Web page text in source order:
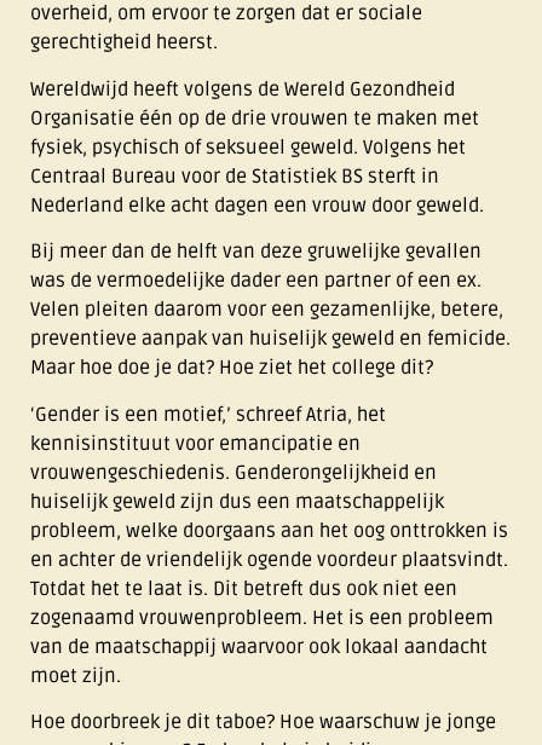
overheid, om ervoor te zorgen dat er sociale
gerechtigheid heerst.
Wereldwijd heeft volgens de Wereld Gezondheid
Organisatie één op de drie vrouwen te maken met
fysiek, psychisch of seksueel geweld. Volgens het
Centraal Bureau voor de Statistiek BS sterft in
Nederland elke acht dagen een vrouw door geweld.
Bij meer dan de helft van deze gruwelijke gevallen
was de vermoedelijke dader een partner of een ex.
Velen pleiten daarom voor een gezamenlijke, betere,
preventieve aanpak van huiselijk geweld en femicide.
Maar hoe doe je dat? Hoe ziet het college dit?
‘Gender is een motief,’ schreef Atria, het
kennisinstituut voor emancipatie en
vrouwengeschiedenis. Genderongelijkheid en
huiselijk geweld zijn dus een maatschappelijk
probleem, welke doorgaans aan het oog onttrokken is
en achter de vriendelijk ogende voordeur plaatsvindt.
Totdat het te laat is. Dit betreft dus ook niet een
zogenaamd vrouwenprobleem. Het is een probleem
van de maatschappij waarvoor ook lokaal aandacht
moet zijn.
Hoe doorbreek je dit taboe? Hoe waarschuw je jonge